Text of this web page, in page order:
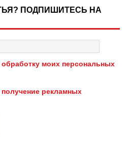
ПОДПИШИТЕСЬ НА
обработку моих персональных
получение рекламных